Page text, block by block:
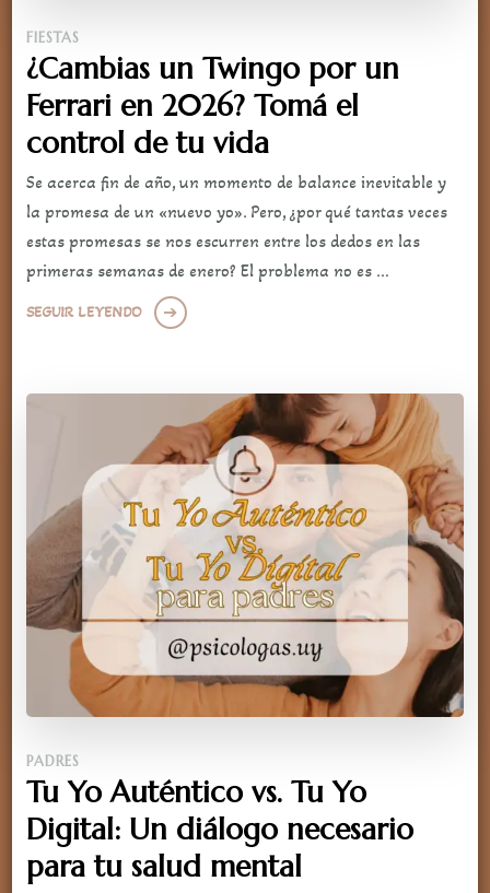
FIESTAS
¿Cambias un Twingo por un
Ferrari en 2026? Tomá el
control de tu vida
Se acerca fin de año, un momento de balance inevitable y
la promesa de un «nuevo yo». Pero, ¿por qué tantas veces
estas promesas se nos escurren entre los dedos en las
primeras semanas de enero? El problema no es …
SEGUIR LEYENDO
PADRES
Tu Yo Auténtico vs. Tu Yo
Digital: Un diálogo necesario
para tu salud mental